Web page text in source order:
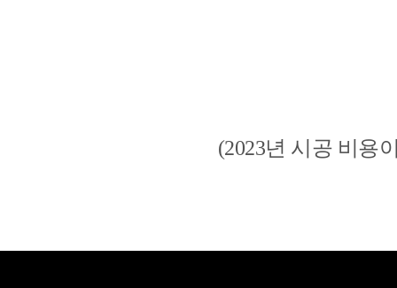
(2023년 시공 비용